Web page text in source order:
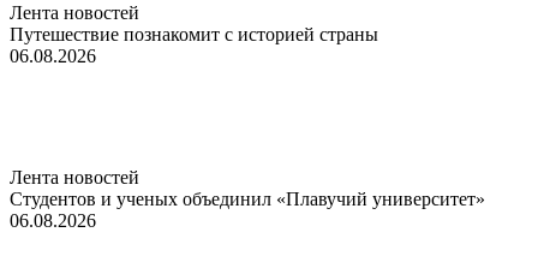
Лента новостей
Путешествие познакомит с историей страны
06.08.2026
Лента новостей
Студентов и ученых объединил «Плавучий университет»
06.08.2026